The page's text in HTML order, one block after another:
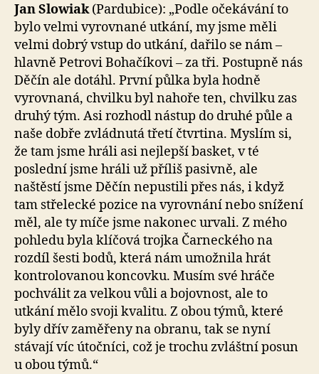
Jan Slowiak(Pardubice): „Podle očekávání to
bylo velmi vyrovnané utkání, my jsme měli
velmi dobrý vstup do utkání, dařilo se nám –
hlavně Petrovi Bohačíkovi – za tři. Postupně nás
Děčín ale dotáhl. První půlka byla hodně
vyrovnaná, chvilku byl nahoře ten, chvilku zas
druhý tým. Asi rozhodl nástup do druhé půle a
naše dobře zvládnutá třetí čtvrtina. Myslím si,
že tam jsme hráli asi nejlepší basket, v té
poslední jsme hráli už příliš pasivně, ale
naštěstí jsme Děčín nepustili přes nás, i když
tam střelecké pozice na vyrovnání nebo snížení
měl, ale ty míče jsme nakonec urvali. Z mého
pohledu byla klíčová trojka Čarneckého na
rozdíl šesti bodů, která nám umožnila hrát
kontrolovanou koncovku. Musím své hráče
pochválit za velkou vůli a bojovnost, ale to
utkání mělo svoji kvalitu. Z obou týmů, které
byly dřív zaměřeny na obranu, tak se nyní
stávají víc útočníci, což je trochu zvláštní posun
u obou týmů.“